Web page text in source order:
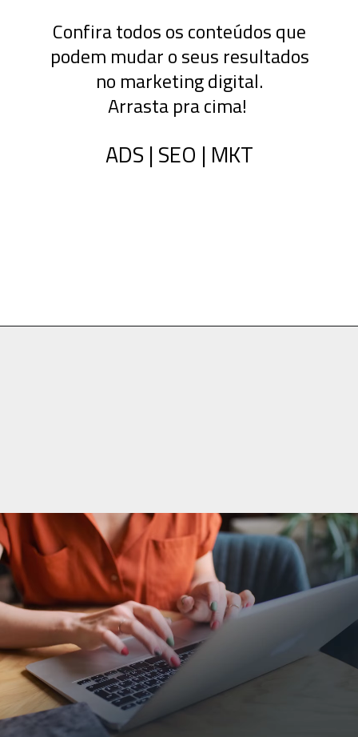
ADS | SEO | MKT
Confira todos os conteúdos que
podem mudar o seus resultados
no marketing digital.
Arrasta pra cima!